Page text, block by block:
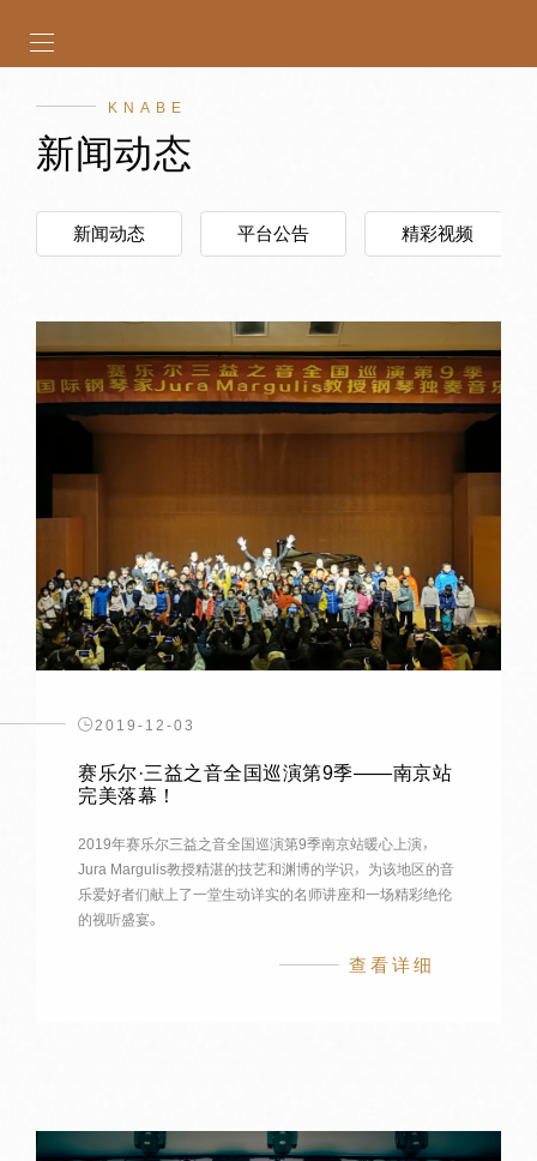
KNABE
新闻动态
新闻动态 平台公告 精彩视频
2019-12-03
赛乐尔·三益之音全国巡演第9季——南京站
完美落幕！
2019年赛乐尔三益之音全国巡演第9季南京站暖心上演，
Jura Margulis教授精湛的技艺和渊博的学识，为该地区的音
乐爱好者们献上了一堂生动详实的名师讲座和一场精彩绝伦
的视听盛宴。
查看详细